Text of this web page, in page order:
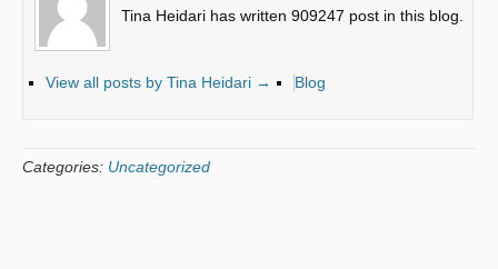
Tina Heidari has written 909247 post in this blog.
View all posts by Tina Heidari → Blog
Categories: Uncategorized